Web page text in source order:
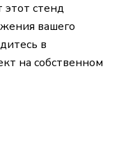
стенд
вашего
в
на собственном